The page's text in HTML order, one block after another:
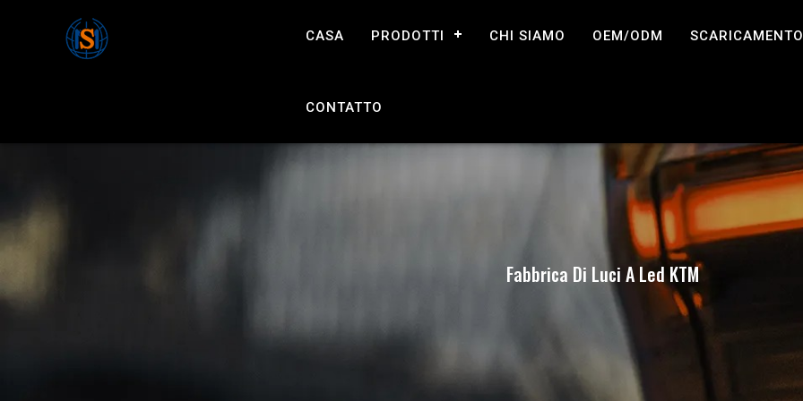
CASA PRODOTTI CHI SIAMO OEM/ODM SCARICAMENTO
CONTATTO
Fabbrica Di Luci A Led KTM